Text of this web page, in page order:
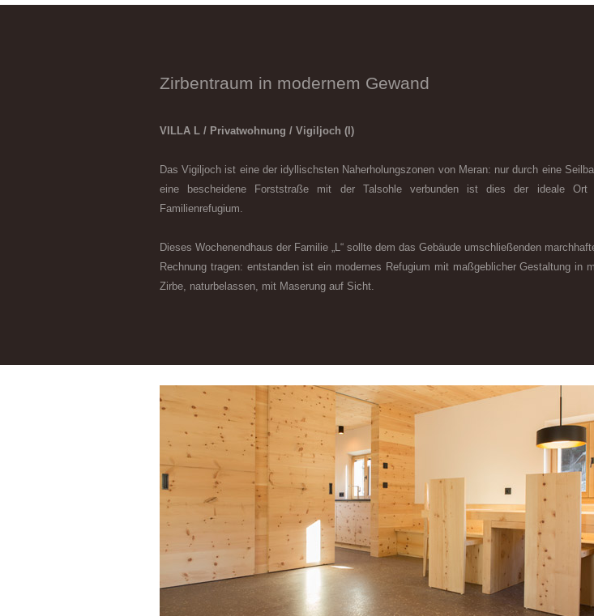
Zirbentraum in modernem Gewand
VILLA L / Privatwohnung / Vigiljoch (I)
Das Vigiljoch ist eine der idyllischsten Naherholungszonen von Meran: nur durch eine
eine bescheidene Forststraße mit der Talsohle verbunden ist dies der ideale
Familienrefugium.
Dieses Wochenendhaus der Familie „L“ sollte dem das Gebäude umschließenden
Rechnung tragen: entstanden ist ein modernes Refugium mit maßgeblicher Gestaltung in
Zirbe, naturbelassen, mit Maserung auf Sicht.